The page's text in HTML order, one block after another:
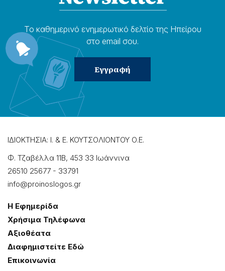
Το καθημερɩνό ενημερωτɩκό δελτίο της Ηπείρου
στο email σου.
ΙΔΙΟΚΤΗΣΙΑ: Ι. & Ε. ΚΟΥΤΣΟΛΙΟΝΤΟΥ Ο.Ε.
Φ. Τζαβέλλα 11Β, 453 33 Ιωάννɩνα
26510 25677 - 33791
info@proinoslogos.gr
Η Εφημερίδα
Χρήσɩμα Τηλέφωνα
Αξɩοθέατα
Δɩαφημɩστείτε Εδώ
Επɩκοɩνωνία